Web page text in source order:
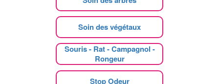
Soin des végétaux
Souris - Rat - Campagnol -
Rongeur
Stop Odeur